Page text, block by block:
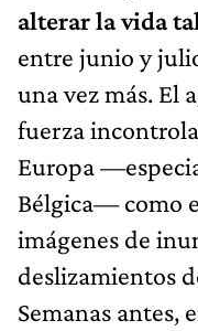
alterar la vida
entre junio y
una vez más. El
fuerza
Europa
Bélgica— como
imágenes de
deslizamientos
Semanas antes,